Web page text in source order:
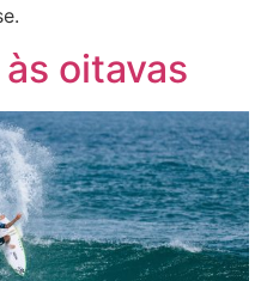
oitavas